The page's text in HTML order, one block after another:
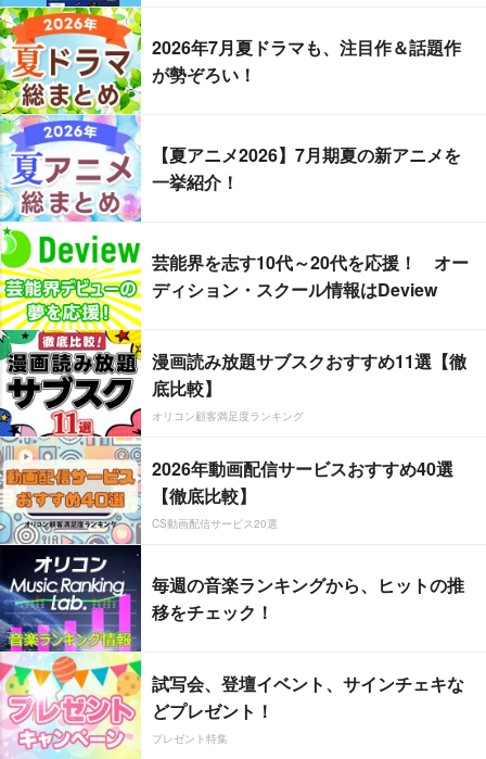
2026年7月夏ドラマも、注目作＆話題作
が勢ぞろい！
【夏アニメ2026】7月期夏の新アニメを
一挙紹介！
芸能界を志す10代～20代を応援！ オー
ディション・スクール情報はDeview
漫画読み放題サブスクおすすめ11選【徹
底比較】
オリコン顧客満足度ランキング
2026年動画配信サービスおすすめ40選
【徹底比較】
CS動画配信サービス20選
毎週の音楽ランキングから、ヒットの推
移をチェック！
試写会、登壇イベント、サインチェキな
どプレゼント！
プレゼント特集